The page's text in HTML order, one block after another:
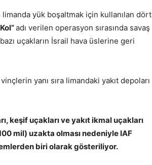
limanda yük boşaltmak için kullanılan dört
adı verilen operasyon sırasında savaş
bazı uçakların İsrail hava üslerine geri
yanı sıra limandaki yakıt depoları
keşif uçakları ve yakıt ikmal uçakları
mil) uzakta olması nedeniyle IAF
biri olarak gösteriliyor.